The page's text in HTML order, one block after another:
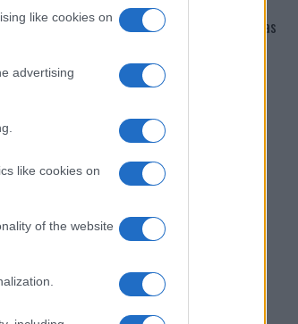
like cookies on
advertising
like cookies on
of the website
uffici e
i
Giovannimaria Cabras